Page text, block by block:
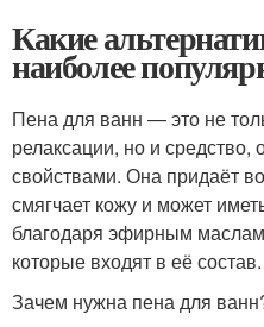
Какие
наиболее
Пена для ванн — это не
релаксации, но и
свойствами. Она придаёт
смягчает кожу и может
благодаря эфирным
которые входят в её состав.
Зачем нужна пена для